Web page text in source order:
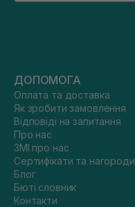
ДОПОМОГА
Оплата та доставка
Як зробити замовлення
Відповіді на запитання
Про нас
ЗМІ про нас
Сертифікати та нагороди
Блог
Бюті словник
Контакти